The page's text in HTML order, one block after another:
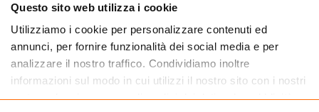
Questo sito web utilizza i cookie
Utilizziamo i cookie per personalizzare contenuti ed
annunci, per fornire funzionalità dei social media e per
analizzare il nostro traffico. Condividiamo inoltre
informazioni sul modo in cui utilizzi il nostro sito con i nostri
partner che si occupano di analisi dei dati web, pubblicità e